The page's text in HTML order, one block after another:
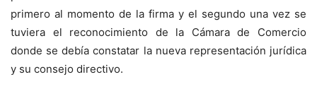
primero al momento de la firma y el segundo una vez se
tuviera el reconocimiento de la Cámara de Comercio
donde se debía constatar la nueva representación jurídica
y su consejo directivo.